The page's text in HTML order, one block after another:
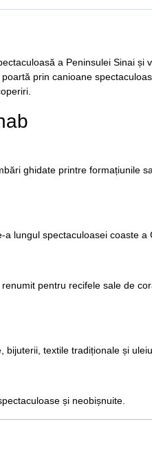
a Peninsulei Sinai și
prin canioane
ghidate printre formațiunile
lungul spectaculoasei coaste a
pentru recifele sale de
textile tradiționale și
și neobișnuite.